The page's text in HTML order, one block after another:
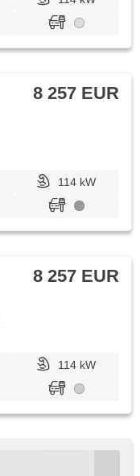
8 257 EUR
114 kW
8 257 EUR
114 kW